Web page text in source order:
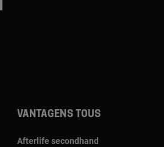
Vantagens TOUS
Afterlife secondhand